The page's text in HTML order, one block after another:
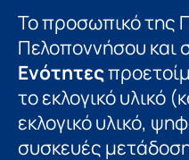
Το προσωπικό της
Πελοποννήσου και
Ενότητες
το εκλογικό υλικό
εκλογικό υλικό,
συσκευές